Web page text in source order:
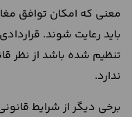
معنی که امکان توافق
باید رعایت شوند.
تنظیم شده باشد از نظر
ندارد.
برخی دیگر از شرایط